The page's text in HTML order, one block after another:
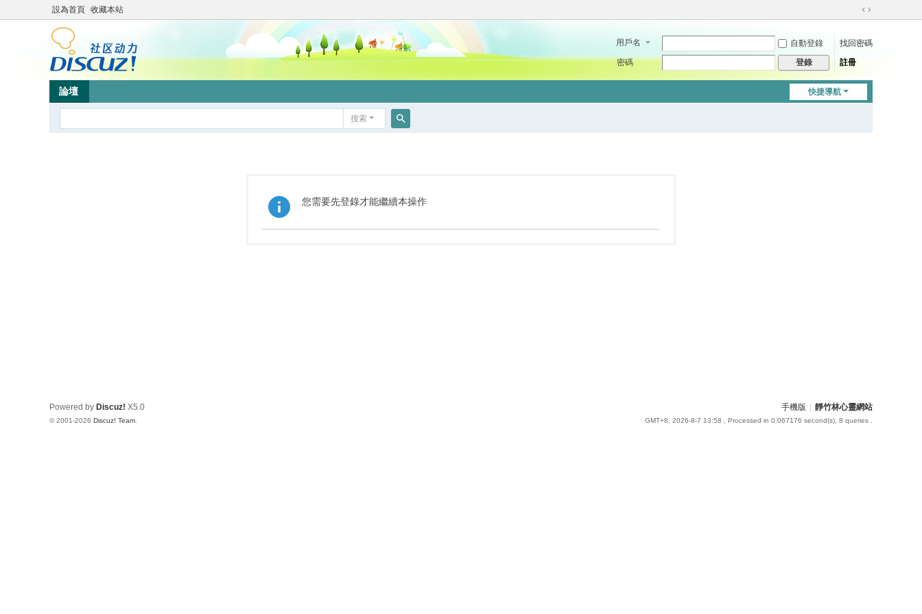
設為首頁 收藏本站
切
到
用戶名 自動登錄
找回密碼
密碼
登錄 註冊
快捷導航
論壇
搜索
您需要先登錄才能繼續本操作
手機版 靜竹林心靈網站
GMT+8, 2026-8-7 13:58 , Processed in 0.067176 second(s), 8 queries .
Powered by Discuz! X5.0
© 2001-2026 Discuz! Team